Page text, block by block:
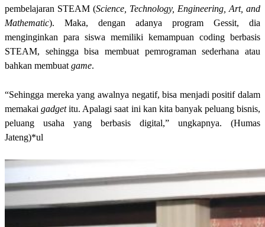
pembelajaran STEAM (Science, Technology, Engineering, Art, and
Mathematic). Maka, dengan adanya program Gessit, dia
menginginkan para siswa memiliki kemampuan coding berbasis
STEAM, sehingga bisa membuat pemrograman sederhana atau
bahkan membuat game.
“Sehingga mereka yang awalnya negatif, bisa menjadi positif dalam
memakaigadgetitu. Apalagi saat ini kan kita banyak peluang bisnis,
peluang usaha yang berbasis digital,” ungkapnya. (Humas
Jateng)*ul